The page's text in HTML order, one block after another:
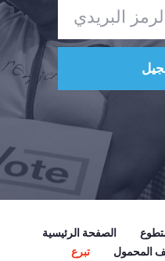
الصفحة الرئيسية
تبرع
المحمول